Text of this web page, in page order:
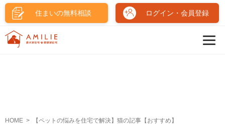
住まいの無料相談 ログイン・会員登録
HOME 【ペットの悩みを住宅で解決】猫の記事【おすすめ】